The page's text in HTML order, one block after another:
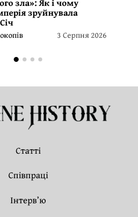
зруйнувала
3 Серпня 2026
Статті
Співпраці
Інтерв’ю